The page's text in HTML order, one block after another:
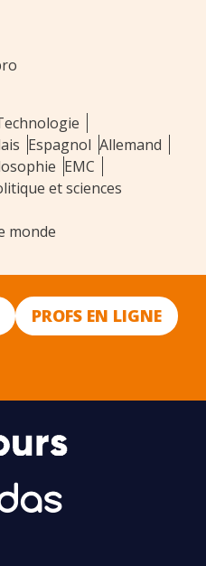
Espagnol Allemand
EMC
et sciences
monde
PROFS EN LIGNE